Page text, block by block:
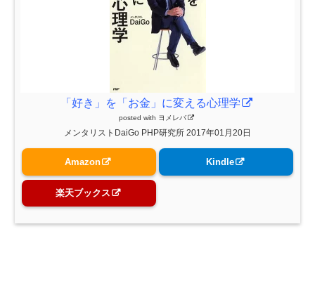
「好き」を「お金」に変える心理学
posted with ヨメレバ
メンタリストDaiGo PHP研究所 2017年01月20日
Amazon Kindle
楽天ブックス